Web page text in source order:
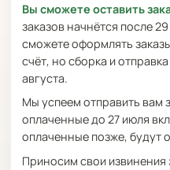
Вы сможете оставить
заказов начнётся после
сможете оформлять
счёт, но сборка и
августа.
Мы успеем отправить вам
оплаченные до 27 июля
оплаченные позже, будут
Приносим свои извинения